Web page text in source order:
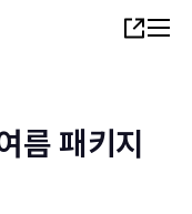
Share
름 패키지